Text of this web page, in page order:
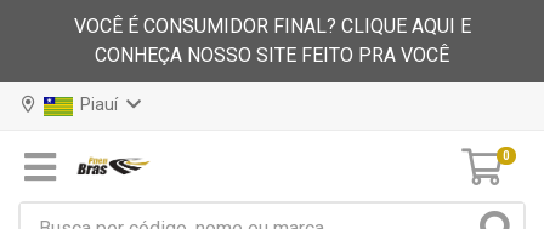
VOCÊ É CONSUMIDOR FINAL? CLIQUE AQUI E
CONHEÇA NOSSO SITE FEITO PRA VOCÊ
Piauí
0